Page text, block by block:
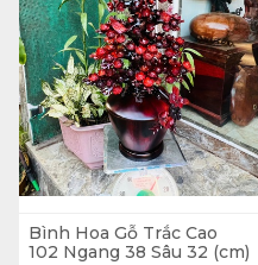
Bình Hoa Gỗ Trắc Cao
102 Ngang 38 Sâu 32 (cm)